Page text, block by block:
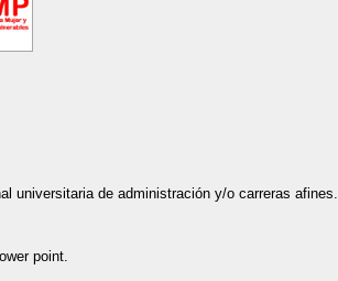
universitaria de administración y/o carreras afines.
point.